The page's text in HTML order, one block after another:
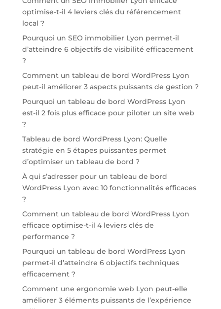
optimise-t-il 4 leviers clés du référencement
local ?
Pourquoi un SEO immobilier Lyon permet-il
d’atteindre 6 objectifs de visibilité efficacement
?
Comment un tableau de bord WordPress Lyon
peut-il améliorer 3 aspects puissants de gestion ?
Pourquoi un tableau de bord WordPress Lyon
est-il 2 fois plus efficace pour piloter un site web
?
Tableau de bord WordPress Lyon: Quelle
stratégie en 5 étapes puissantes permet
d’optimiser un tableau de bord ?
À qui s’adresser pour un tableau de bord
WordPress Lyon avec 10 fonctionnalités efficaces
?
Comment un tableau de bord WordPress Lyon
efficace optimise-t-il 4 leviers clés de
performance ?
Pourquoi un tableau de bord WordPress Lyon
permet-il d’atteindre 6 objectifs techniques
efficacement ?
Comment une ergonomie web Lyon peut-elle
améliorer 3 éléments puissants de l’expérience